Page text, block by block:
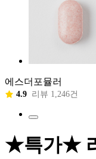
에스더포뮬러
4.9 리뷰 1,246건
★특가★